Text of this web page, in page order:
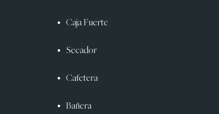
Caja Fuerte
Secador
Cafetera
Bañera